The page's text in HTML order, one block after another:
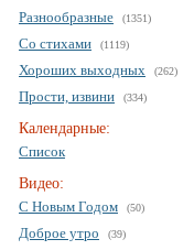
Разнообразные (1351)
Со стихами (1119)
Хороших выходных (262)
Прости, извини (334)
Календарные:
Список
Видео:
С Новым Годом
(50)
Доброе утро (39)